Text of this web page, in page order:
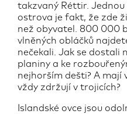
takzvaný Réttir.
ostrova je fakt, že zde
než obyvatel. 800 000
vlněných obláčků
nečekali. Jak se dostali
planiny a ke
nejhorším dešti? A mají
vždy zdržují v trojicích?
Islandské ovce jsou